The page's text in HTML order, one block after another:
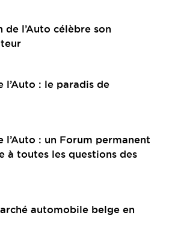
de l’Auto célèbre son
l’Auto : le paradis de
l’Auto : un Forum permanent
à toutes les questions des
automobile belge en